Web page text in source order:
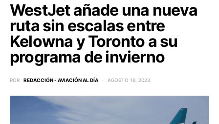
WestJet añade una nueva
ruta sin escalas entre
Kelowna y Toronto a su
programa de invierno
POR REDACCIÓN - AVIACIÓN AL DÍA AGOSTO 16, 2023